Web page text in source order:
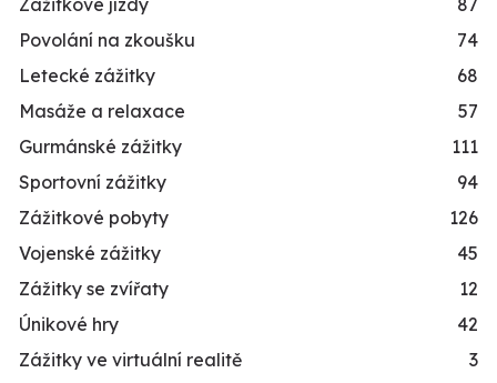
Zážitkové jízdy
87
Povolání na zkoušku
74
Letecké zážitky
68
Masáže a relaxace
57
Gurmánské zážitky
111
Sportovní zážitky
94
Zážitkové pobyty
126
Vojenské zážitky
45
Zážitky se zvířaty
12
Únikové hry
42
Zážitky ve virtuální realitě
3